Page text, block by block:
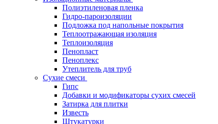
Полиэтиленовая пленка
Гидро-пароизоляции
Подложка под напольные покрытия
Теплоотражающая изоляция
Теплоизоляция
Пенопласт
Пеноплекс
Утеплитель для труб
Сухие смеси
Гипс
Добавки и модификаторы сухих смесей
Затирка для плитки
Известь
Штукатурки